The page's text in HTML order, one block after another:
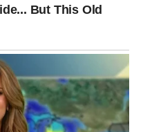
nisi dužan da sve nosiš
ti pomognu – ali